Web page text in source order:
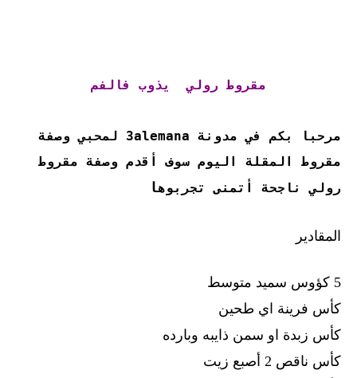
مقروط رولي يذوب فالفم
مرحبا بكم في مدونة 3alemana لمحبي وصفة
مقروط المقلة اليوم سوف أقدم وصفة مقروط
رولي ناجحة أتمنى تجربوها
المقادير
5 كؤوس سميد متوسط
كأس فرينة اي طحين
كأس زبدة او سمن ذايبه وبارده
كأس ناقص 2 أصبع زيت